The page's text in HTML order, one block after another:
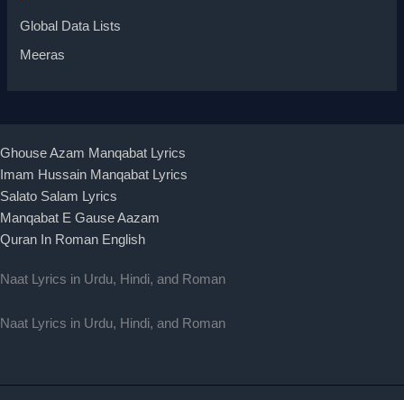
Global Data Lists
Meeras
Ghouse Azam Manqabat Lyrics
Imam Hussain Manqabat Lyrics
Salato Salam Lyrics
Manqabat E Gause Aazam
Quran In Roman English
Naat Lyrics in Urdu, Hindi, and Roman
Naat Lyrics in Urdu, Hindi, and Roman